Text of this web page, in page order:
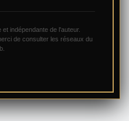
indépendante de l'auteur.
de consulter les réseaux du